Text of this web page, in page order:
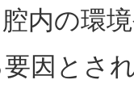
内の環
因とさ